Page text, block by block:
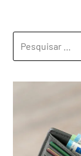
POR: